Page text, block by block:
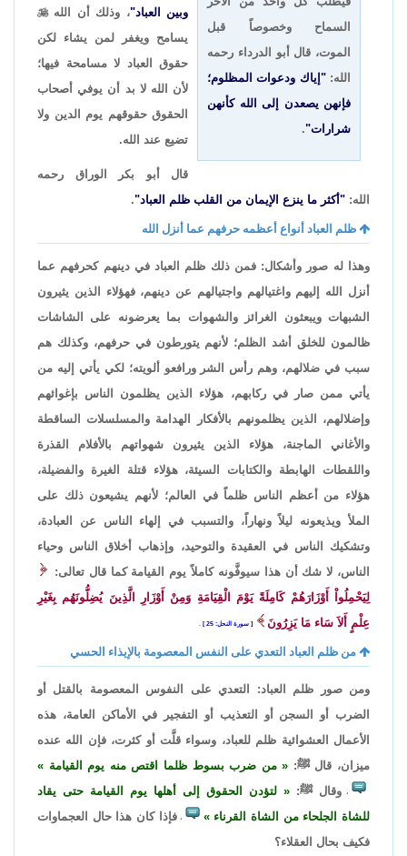
السماح وخصوصاً قبل
الموت، قال أبو الدرداء رحمه
الله:"إياك ودعوات المظلوم؛
فإنهن يصعدن إلى الله كأنهن
شرارات".
وبين العباد"، وذلك أن الله
يسامح ويغفر لمن يشاء لكن
حقوق العباد لا مسامحة فيها؛
لأن الله لا بد أن يوفي أصحاب
الحقوق حقوقهم يوم الدين ولا
تضيع عند الله.
قال أبو بكر الوراق رحمه
الله: "أكثر ما ينزع الإيمان من القلب ظلم العباد".
ظلم العباد أنواع أعظمه حرفهم عما أنزل الله
وهذا له صور وأشكال: فمن ذلك ظلم العباد في دينهم كحرفهم عما
أنزل الله إليهم واغتيالهم واجتيالهم عن دينهم، فهؤلاء الذين يثيرون
الشبهات ويبعثون الغرائز والشهوات بما يعرضونه على الشاشات
ظالمون للخلق أشد الظلم؛ لأنهم يتورطون في حرفهم، وكذلك هم
سبب في ضلالهم، وهم رأس الشر ورافعو ألويته؛ لكي يأتي إليه من
يأتي ممن صار في ركابهم، هؤلاء الذين يظلمون الناس بإغوائهم
وإضلالهم، الذين يظلمونهم بالأفكار الهدامة والمسلسلات الساقطة
والأغاني الماجنة، هؤلاء الذين يثيرون شهواتهم بالأفلام القذرة
واللقطات الهابطة والكتابات السيئة، هؤلاء قتلة الغيرة والفضيلة،
هؤلاء من أعظم الناس ظلماً في العالم؛ لأنهم يشيعون ذلك على
الملأ ويذيعونه ليلاً ونهاراً، والتسبب في إلهاء الناس عن العبادة،
وتشكيك الناس في العقيدة والتوحيد، وإذهاب أخلاق الناس وحياء
الناس، لا شك أن هذا سيوفَّونه كاملاً يوم القيامة كما قال تعالى:
لِيَحْمِلُواْ أَوْزَارَهُمْ كَامِلَةً يَوْمَ الْقِيَامَةِ وَمِنْ أَوْزَارِ الَّذِينَ يُضِلُّونَهُم بِغَيْرِ
عِلْمٍ أَلاَ سَاء مَا يَزِرُونَ
سورة النحل: 25
من ظلم العباد التعدي على النفس المعصومة بالإيذاء الحسي
ومن صور ظلم العباد: التعدي على النفوس المعصومة بالقتل أو
الضرب أو السجن أو التعذيب أو التفجير في الأماكن العامة، هذه
الأعمال العشوائية ظلم للعباد، وسواء قلَّت أو كثرت، فإن الله عنده
ميزان، قال ﷺ:
من ضرب بسوط ظلما اقتص منه يوم القيامة
، وقال ﷺ:
لتؤدن الحقوق إلى أهلها يوم القيامة حتى يقاد
للشاة الجلحاء من الشاة القرناء
،فإذا كان هذا حال العجماوات
فكيف بحال العقلاء؟